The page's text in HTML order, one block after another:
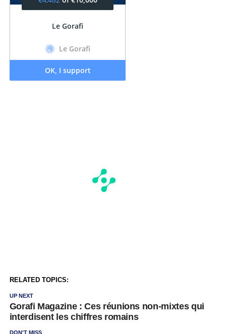
RELATED TOPICS:
UP NEXT
Gorafi Magazine : Ces réunions non-mixtes qui
interdisent les chiffres romains
DON'T MISS